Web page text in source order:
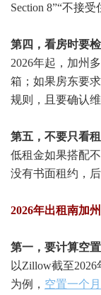
Section 8”“不接
第四，看房时要检
2026年起，加州
箱；如果房东要
规则，且要确认维
第五，不要只看租
低租金如果搭配
没有书面租约，
2026年出租南加
第一，要计算空置
以Zillow截至
为例， 空置一个